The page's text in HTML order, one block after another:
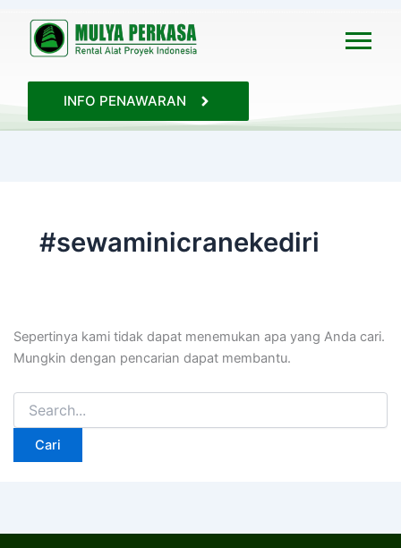
INFO PENAWARAN
#sewaminicranekediri
Sepertinya kami tidak dapat menemukan apa yang Anda cari.
Mungkin dengan pencarian dapat membantu.
Cari
untuk: